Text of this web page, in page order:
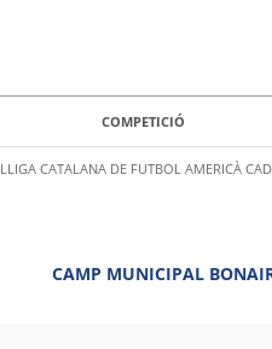
COMPETICIÓ
LLIGA CATALANA DE FUTBOL AMERICÀ
CAMP MUNICIPAL